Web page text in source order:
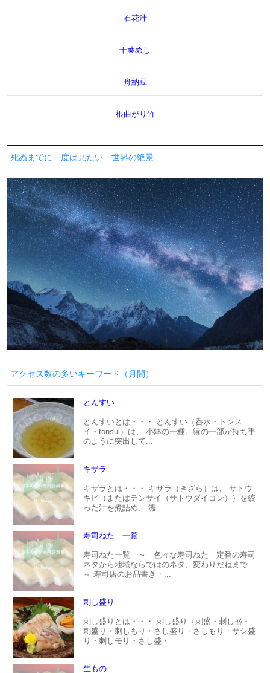
石花汁
干葉めし
舟納豆
根曲がり竹
死ぬまでに一度は見たい 世界の絶景
アクセス数の多いキーワード（月間）
とんすい
とんすいとは・・・ とんすい（呑水・トンス
イ・tonsui）は、 小鉢の一種。縁の一部が持ち手
のように突出して...
キザラ
キザラとは・・・ キザラ（きざら）は、 サトウ
キビ（またはテンサイ（サトウダイコン））を絞
った汁を煮詰め、 濃...
寿司ねた 一覧
寿司ねた一覧 ～ 色々な寿司ねた 定番の寿司
ネタから地域ならではのネタ、変わりだねまで
～ 寿司店のお品書き・...
刺し盛り
刺し盛りとは・・・ 刺し盛り（刺盛・刺し盛・
刺盛り・刺しもり・さし盛り・さしもり・サシ盛
り・刺しモリ・さし盛・...
生もの